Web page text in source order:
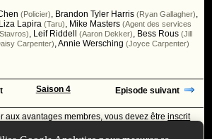
(Policier), Brandon Tyler Harris (Ryan Gallagher),
Liza Lapira (Taru), Mike Masters (Agent des services
, Leif Riddell (Aaron Dekker), Bess Rous (Jill
Carpenter),Annie Wersching (Joyce Carpenter)
Saison 4 Episode suivant
aux avantages membres, vous devez êtreinscrit